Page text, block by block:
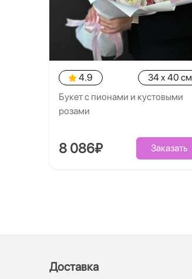
4.9
34 x 40 см
Букет с пионами и кустовыми
розами
8 086₽ Заказать
Доставка